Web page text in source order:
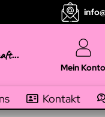
Mein Konto
Kontakt